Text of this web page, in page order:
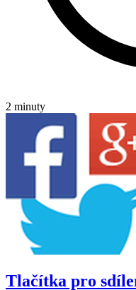
2 minuty
Tlačítka pro